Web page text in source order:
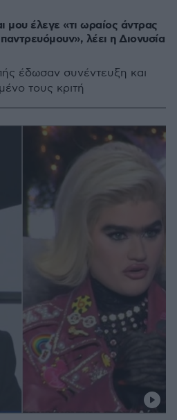
μου έλεγε «τι ωραίος άντρας
λέει η Διονυσία
έδωσαν συνέντευξη και
τους κριτή